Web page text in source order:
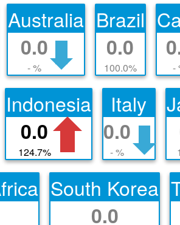
Australia
0.0
- %
Brazil
0.0
100.0% -
Indonesia
0.0
124.7%
Italy
0.0
- %
South Korea
0.0